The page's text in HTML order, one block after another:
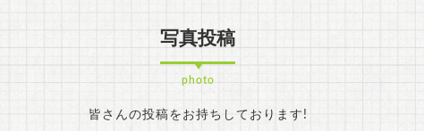
写真投稿
photo
皆さんの投稿をお持ちしております!